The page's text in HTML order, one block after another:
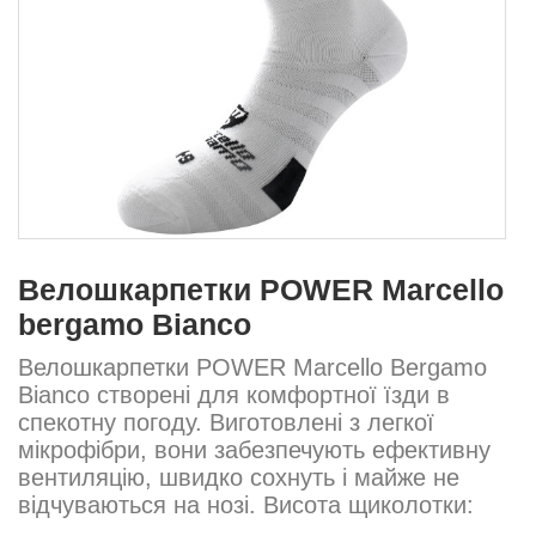
Велошкарпетки POWER Marcello
bergamo Bianco
Велошкарпетки POWER Marcello Bergamo
Bianco створені для комфортної їзди в
спекотну погоду. Виготовлені з легкої
мікрофібри, вони забезпечують ефективну
вентиляцію, швидко сохнуть і майже не
відчуваються на нозі. Висота щиколотки: